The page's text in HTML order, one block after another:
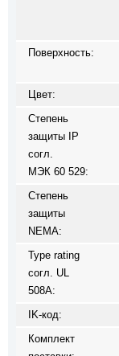
Поверхность:
Цвет:
Степень
защиты IP
согл.
МЭК 60 529:
Степень
защиты
NEMA:
Type rating
согл. UL
508A:
IK-код:
Комплект